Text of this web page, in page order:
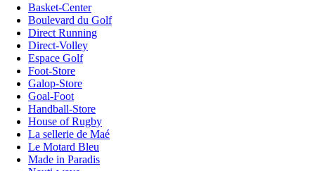
Basket-Center
Boulevard du Golf
Direct Running
Direct-Volley
Espace Golf
Foot-Store
Galop-Store
Goal-Foot
Handball-Store
House of Rugby
La sellerie de Maé
Le Motard Bleu
Made in Paradis